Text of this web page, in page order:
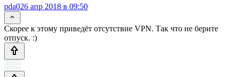
pda026 апр 2018 в 09:50
Скорее к этому приведёт отсутствие VPN. Так что не берите
отпуск. :)